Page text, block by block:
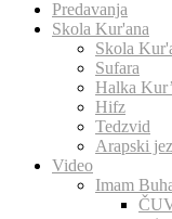
Predavanja
Skola Kur'ana
Skola
Sufara
Halka
Hifz
Tedzvid
Arapski
Video
Imam